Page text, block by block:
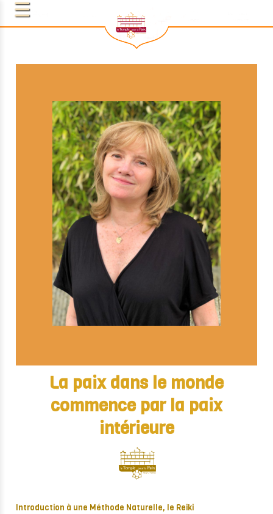
La paix dans le monde
commence par la paix
intérieure
Introduction à une Méthode Naturelle, le Reiki